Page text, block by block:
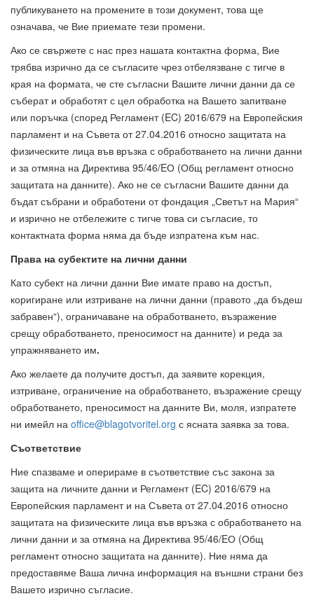
публикуването на промените в този документ, това ще
означава, че Вие приемате тези промени.
Ако се свържете с нас през нашата контактна форма, Вие
трябва изрично да се съгласите чрез отбелязване с тигче в
края на формата, че сте съгласни Вашите лични данни да се
съберат и обработят с цел обработка на Вашето запитване
или поръчка (според Регламент (EC) 2016/679 на Европейския
парламент и на Съвета от 27.04.2016 относно защитата на
физическите лица във връзка с обработването на лични данни
и за отмяна на Директива 95/46/EО (Общ регламент относно
защитата на данните). Ако не се съгласни Вашите данни да
бъдат събрани и обработени от фондация „Светът на Мария“
и изрично не отбележите с тигче това си съгласие, то
контактната форма няма да бъде изпратена към нас.
Права на субектите на лични данни
Като субект на лични данни Вие имате право на достъп,
коригиране или изтриване на лични данни (правото „да бъдеш
забравен“), ограничаване на обработването, възражение
срещу обработването, преносимост на данните) и реда за
упражняването им.
Ако желаете да получите достъп, да заявите корекция,
изтриване, ограничение на обработването, възражение срещу
обработването, преносимост на данните Ви, моля, изпратете
ни имейл на office@blagotvoritel.org с ясната заявка за това.
Съответствие
Ние спазваме и оперираме в съответствие със закона за
защита на личните данни и Регламент (EC) 2016/679 на
Европейския парламент и на Съвета от 27.04.2016 относно
защитата на физическите лица във връзка с обработването на
лични данни и за отмяна на Директива 95/46/EО (Общ
регламент относно защитата на данните). Ние няма да
предоставяме Ваша лична информация на външни страни без
Вашето изрично съгласие.